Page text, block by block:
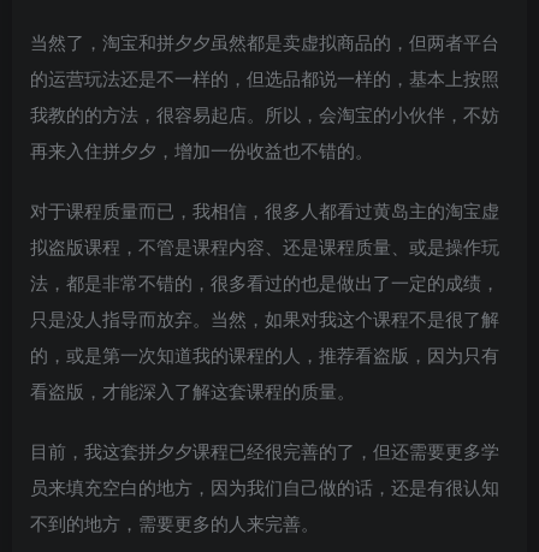
当然了，淘宝和拼夕夕虽然都是卖虚拟商品的，但两者平台
的运营玩法还是不一样的，但选品都说一样的，基本上按照
我教的的方法，很容易起店。所以，会淘宝的小伙伴，不妨
再来入住拼夕夕，增加一份收益也不错的。
对于课程质量而已，我相信，很多人都看过黄岛主的淘宝虚
拟盗版课程，不管是课程内容、还是课程质量、或是操作玩
法，都是非常不错的，很多看过的也是做出了一定的成绩，
只是没人指导而放弃。当然，如果对我这个课程不是很了解
的，或是第一次知道我的课程的人，推荐看盗版，因为只有
看盗版，才能深入了解这套课程的质量。
目前，我这套拼夕夕课程已经很完善的了，但还需要更多学
员来填充空白的地方，因为我们自己做的话，还是有很认知
不到的地方，需要更多的人来完善。